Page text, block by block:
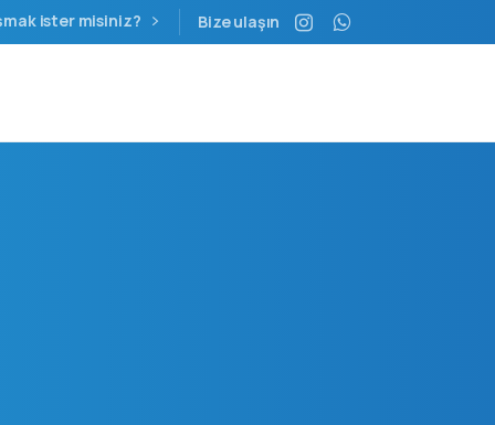
ister misiniz? Bize ulaşın